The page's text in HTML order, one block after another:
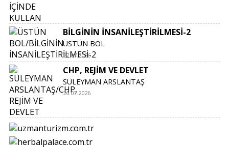
BİLGİNİN İNSANİLEŞTİRİLMESİ-2
ÜSTÜN BOL
27.07.2026
CHP, REJİM VE DEVLET
SÜLEYMAN ARSLANTAŞ
26.07.2026